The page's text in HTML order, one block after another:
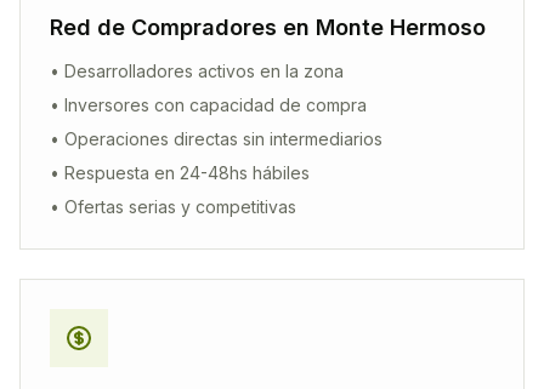
Red de Compradores en Monte Hermoso
• Desarrolladores activos en la zona
• Inversores con capacidad de compra
• Operaciones directas sin intermediarios
• Respuesta en 24-48hs hábiles
• Ofertas serias y competitivas